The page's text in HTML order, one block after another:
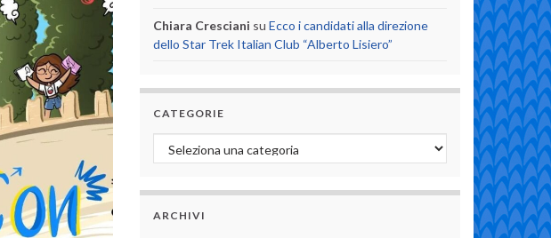
Chiara Cresciani su Ecco i candidati alla direzione
dello Star Trek Italian Club “Alberto Lisiero”
CATEGORIE
Categorie
ARCHIVI